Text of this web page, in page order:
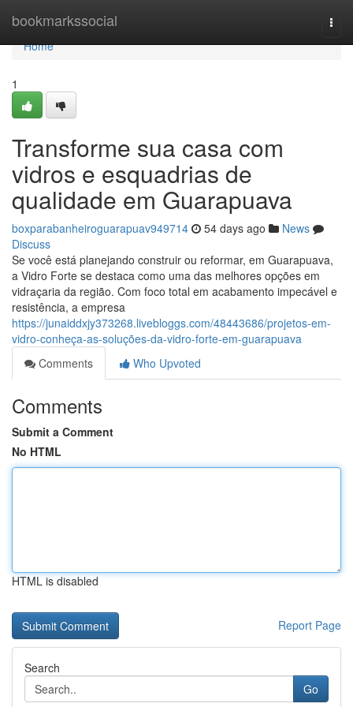
bookmarkssocial
Home
Home
1
Transforme sua casa com
vidros e esquadrias de
qualidade em Guarapuava
boxparabanheiroguarapuav949714 54 days ago
News
Discuss
Se você está planejando construir ou reformar, em Guarapuava,
a Vidro Forte se destaca como uma das melhores opções em
vidraçaria da região. Com foco total em acabamento impecável e
resistência, a empresa
https://junaiddxjy373268.livebloggs.com/48443686/projetos-em-
vidro-conheça-as-soluções-da-vidro-forte-em-guarapuava
Comments
Who Upvoted
Comments
Submit a Comment
No HTML
HTML is disabled
Report Page
Search
Go